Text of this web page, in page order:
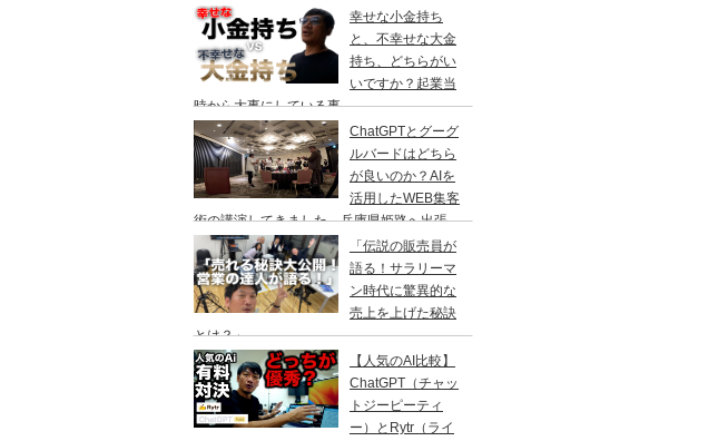
幸せな小金持ち
と、不幸せな大金
持ち、どちらがい
いですか？起業当
時から大事にしている事
ChatGPTとグーグ
ルバードはどちら
が良いのか？AIを
活用したWEB集客
術の講演してきました。兵庫県姫路へ出張
「伝説の販売員が
語る！サラリーマ
ン時代に驚異的な
売上を上げた秘訣
とは？」
【人気のAI比較】
ChatGPT（チャッ
トジーピーティ
ー）とRytr（ライ